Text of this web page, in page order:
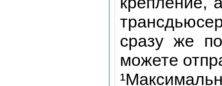
сразу же
можете